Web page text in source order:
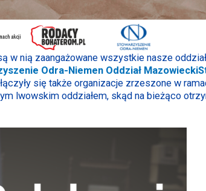
w nią zaangażowane wszystkie nasze
Odra-Niemen Oddział Mazowiecki
się także organizacje zrzeszone w
lwowskim oddziałem, skąd na bieżąco